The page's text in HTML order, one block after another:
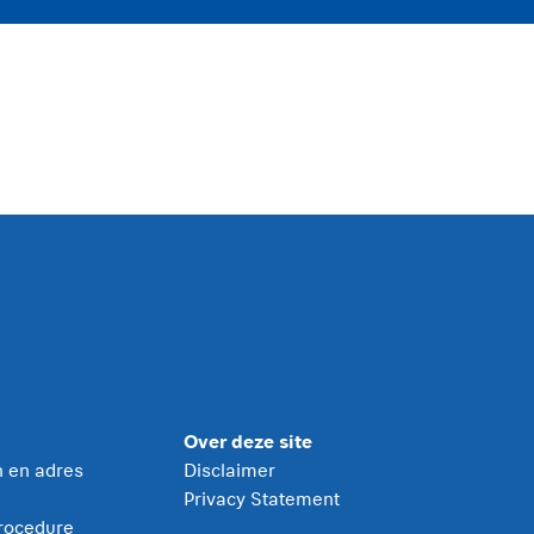
en adres
Over deze site
Disclaimer
Privacy Statement